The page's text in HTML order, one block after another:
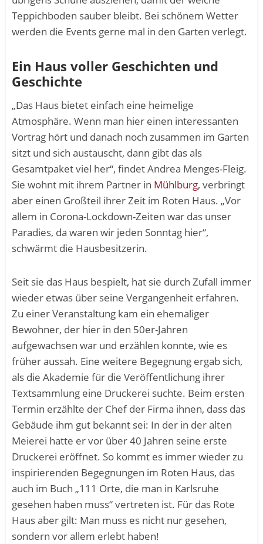
Teppichboden sauber bleibt. Bei schönem Wetter
werden die Events gerne mal in den Garten verlegt.
Ein Haus voller Geschichten und
Geschichte
„Das Haus bietet einfach eine heimelige
Atmosphäre. Wenn man hier einen interessanten
Vortrag hört und danach noch zusammen im Garten
sitzt und sich austauscht, dann gibt das als
Gesamtpaket viel her“, findet Andrea Menges-Fleig.
Sie wohnt mit ihrem Partner in Mühlburg, verbringt
aber einen Großteil ihrer Zeit im Roten Haus. „Vor
allem in Corona-Lockdown-Zeiten war das unser
Paradies, da waren wir jeden Sonntag hier“,
schwärmt die Hausbesitzerin.
Seit sie das Haus bespielt, hat sie durch Zufall immer
wieder etwas über seine Vergangenheit erfahren.
Zu einer Veranstaltung kam ein ehemaliger
Bewohner, der hier in den 50er-Jahren
aufgewachsen war und erzählen konnte, wie es
früher aussah. Eine weitere Begegnung ergab sich,
als die Akademie für die Veröffentlichung ihrer
Textsammlung eine Druckerei suchte. Beim ersten
Termin erzählte der Chef der Firma ihnen, dass das
Gebäude ihm gut bekannt sei: In der in der alten
Meierei hatte er vor über 40 Jahren seine erste
Druckerei eröffnet. So kommt es immer wieder zu
inspirierenden Begegnungen im Roten Haus, das
auch im Buch „111 Orte, die man in Karlsruhe
gesehen haben muss“ vertreten ist. Für das Rote
Haus aber gilt: Man muss es nicht nur gesehen,
sondern vor allem erlebt haben!